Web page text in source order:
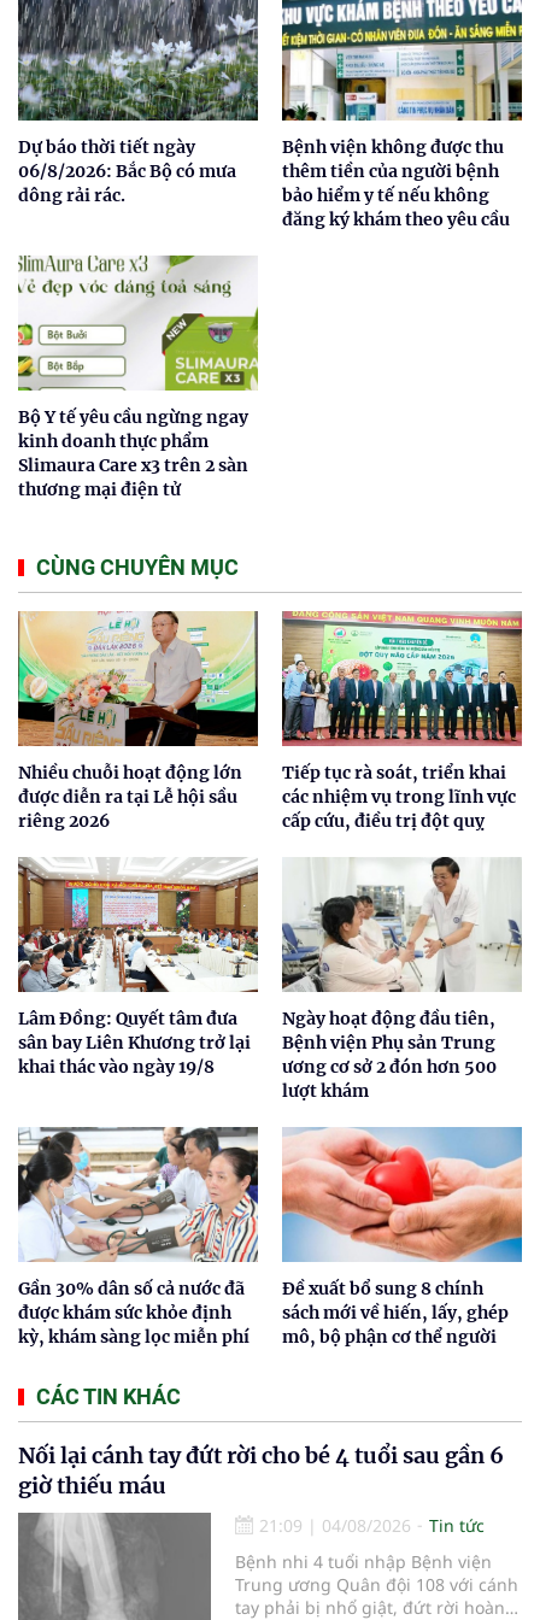
Dự báo thời tiết ngày
06/8/2026: Bắc Bộ có mưa
dông rải rác.
Bệnh viện không được thu
thêm tiền của người bệnh
bảo hiểm y tế nếu không
đăng ký khám theo yêu cầu
Bộ Y tế yêu cầu ngừng ngay
kinh doanh thực phẩm
Slimaura Care x3 trên 2 sàn
thương mại điện tử
CÙNG CHUYÊN MỤC
Nhiều chuỗi hoạt động lớn
được diễn ra tại Lễ hội sầu
riêng 2026
Tiếp tục rà soát, triển khai
các nhiệm vụ trong lĩnh vực
cấp cứu, điều trị đột quỵ
Lâm Đồng: Quyết tâm đưa
sân bay Liên Khương trở lại
khai thác vào ngày 19/8
Ngày hoạt động đầu tiên,
Bệnh viện Phụ sản Trung
ương cơ sở 2 đón hơn 500
lượt khám
Gần 30% dân số cả nước đã
được khám sức khỏe định
kỳ, khám sàng lọc miễn phí
Đề xuất bổ sung 8 chính
sách mới về hiến, lấy, ghép
mô, bộ phận cơ thể người
CÁC TIN KHÁC
Nối lại cánh tay đứt rời cho bé 4 tuổi sau gần 6
giờ thiếu máu
21:09 | 04/08/2026
Tin tức
Bệnh nhi 4 tuổi nhập Bệnh viện
Trung ương Quân đội 108 với cánh
tay phải bị nhổ giật, đứt rời hoàn